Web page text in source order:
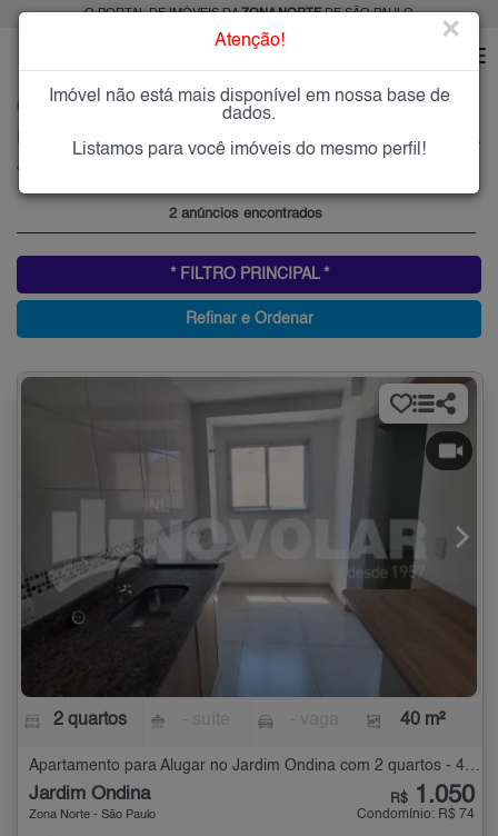
O PORTAL DE IMÓVEIS DAZONA NORTEDE SÃO PAULO
JARDIM ONDINA
Imóveis para Alugar no Jardim Ondina, Zona Norte de São Paulo, SP
Jardim Ondina, Zona Norte
2 anúncios encontrados
* FILTRO PRINCIPAL *
Refinar e Ordenar
2 quartos 40 m²
Apartamento para Alugar no Jardim Ondina com 2 quartos - 40 m²
Jardim Ondina
Zona Norte - São Paulo
R$ 1.050
Condomínio: R$ 74
Atenção! ×
Imóvel não está mais disponível em nossa base de
dados.
Listamos para você imóveis do mesmo perfil!